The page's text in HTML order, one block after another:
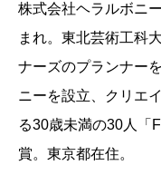
ろにある。消費者が
がヘラルボニーの知
為ではない。あくま
での価値交換だ。
知的障害者による
自閉症やダウン症の
株式会社ヘラルボニ
まれ。東北芸術工科
ナーズのプランナー
ニーを設立、クリエ
る30歳未満の30人「
賞。東京都在住。